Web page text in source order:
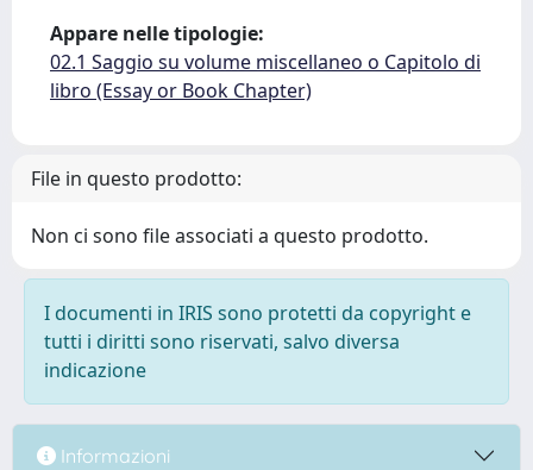
Appare nelle tipologie:
02.1 Saggio su volume miscellaneo o Capitolo di
libro (Essay or Book Chapter)
File in questo prodotto:
Non ci sono file associati a questo prodotto.
I documenti in IRIS sono protetti da copyright e
tutti i diritti sono riservati, salvo diversa
indicazione
Informazioni